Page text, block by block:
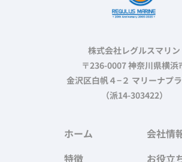
株式会社レグルスマリン
〒236-0007 神奈川県横浜
金沢区白帆４−２ マリーナプ
（派14-303422）
ホーム
特徴
会社情
お役立